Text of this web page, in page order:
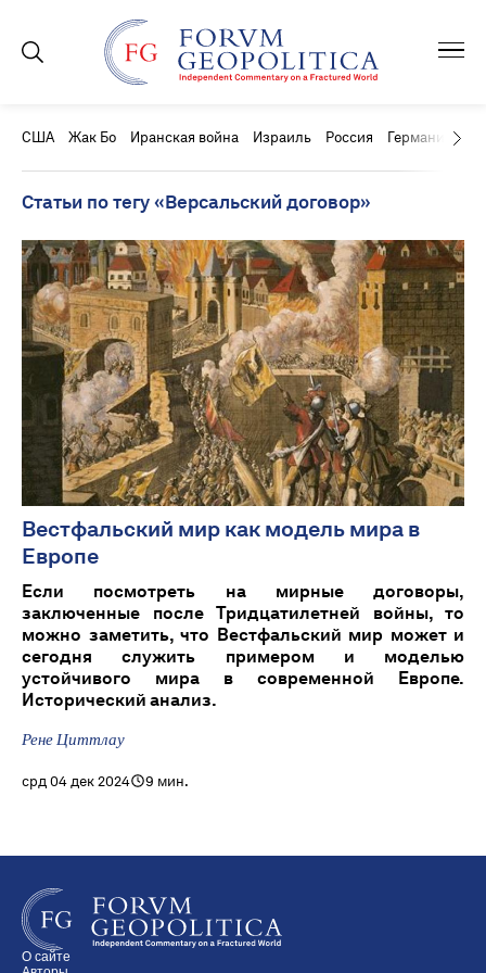
США Жак Бо Иранская война Израиль Россия Германия
Статьи по тегу «Версальский договор»
Вестфальский мир как модель мира в
Европе
Если посмотреть на мирные договоры,
заключенные после Тридцатилетней войны, то
можно заметить, что Вестфальский мир может и
сегодня служить примером и моделью
устойчивого мира в современной Европе.
Исторический анализ.
Рене Циттлау
срд 04 дек 2024 9 мин.
О сайте